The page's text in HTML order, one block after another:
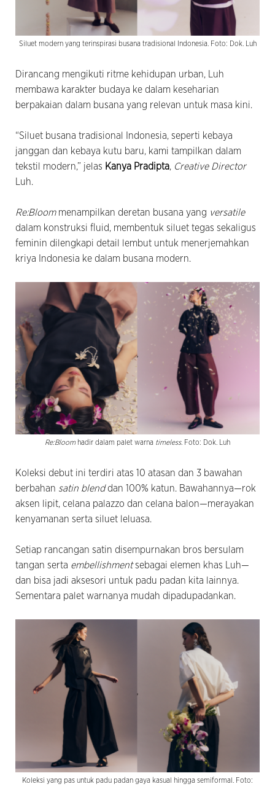
Siluet modern yang terinspirasi busana tradisional Indonesia. Foto: Dok. Luh
Dirancang mengikuti ritme kehidupan urban, Luh
membawa karakter budaya ke dalam keseharian
berpakaian dalam busana yang relevan untuk masa kini.
“Siluet busana tradisional Indonesia, seperti kebaya
janggan dan kebaya kutu baru, kami tampilkan dalam
tekstil modern,” jelas Kanya Pradipta, Creative Director
Luh.
Re:Bloommenampilkan deretan busana yang versatile
dalam konstruksi fluid, membentuk siluet tegas sekaligus
feminin dilengkapi detail lembut untuk menerjemahkan
kriya Indonesia ke dalam busana modern.
Re:Bloomhadir dalam palet warna timeless. Foto: Dok. Luh
Koleksi debut ini terdiri atas 10 atasan dan 3 bawahan
berbahan satin blenddan 100% katun. Bawahannya—rok
aksen lipit, celana palazzo dan celana balon—merayakan
kenyamanan serta siluet leluasa.
Setiap rancangan satin disempurnakan bros bersulam
tangan serta embellishmentsebagai elemen khas Luh—
dan bisa jadi aksesori untuk padu padan kita lainnya.
Sementara palet warnanya mudah dipadupadankan.
Koleksi yang pas untuk padu padan gaya kasual hingga semiformal. Foto: